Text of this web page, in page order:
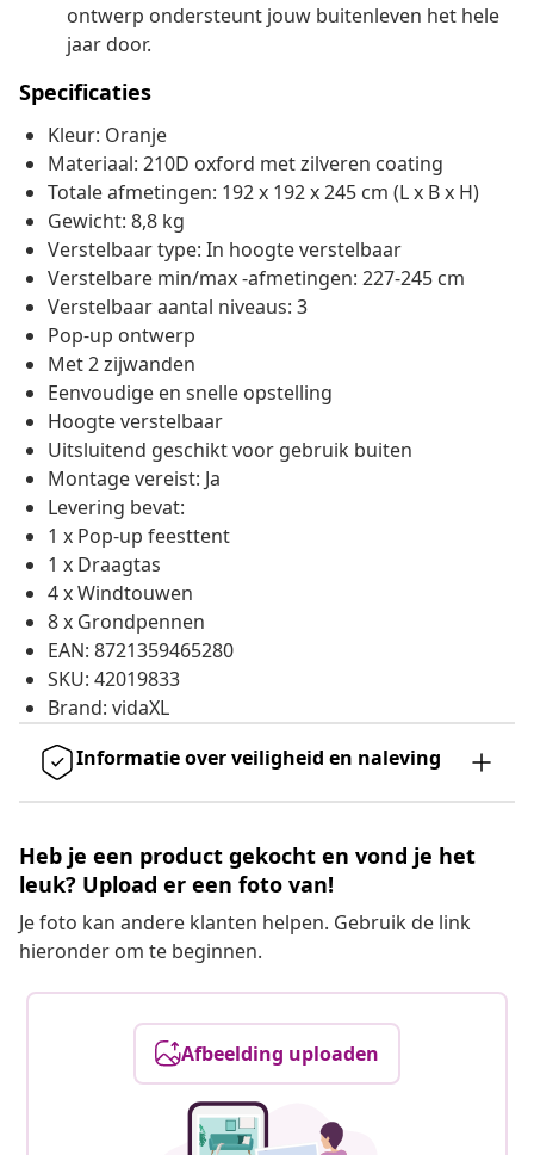
ontwerp ondersteunt jouw buitenleven het hele
jaar door.
Specificaties
Kleur: Oranje
Materiaal: 210D oxford met zilveren coating
Totale afmetingen: 192 x 192 x 245 cm (L x B x H)
Gewicht: 8,8 kg
Verstelbaar type: In hoogte verstelbaar
Verstelbare min/max -afmetingen: 227-245 cm
Verstelbaar aantal niveaus: 3
Pop-up ontwerp
Met 2 zijwanden
Eenvoudige en snelle opstelling
Hoogte verstelbaar
Uitsluitend geschikt voor gebruik buiten
Montage vereist: Ja
Levering bevat:
1 x Pop-up feesttent
1 x Draagtas
4 x Windtouwen
8 x Grondpennen
EAN: 8721359465280
SKU: 42019833
Brand: vidaXL
Informatie over veiligheid en naleving
Heb je een product gekocht en vond je het
leuk? Upload er een foto van!
Je foto kan andere klanten helpen. Gebruik de link
hieronder om te beginnen.
Afbeelding uploaden